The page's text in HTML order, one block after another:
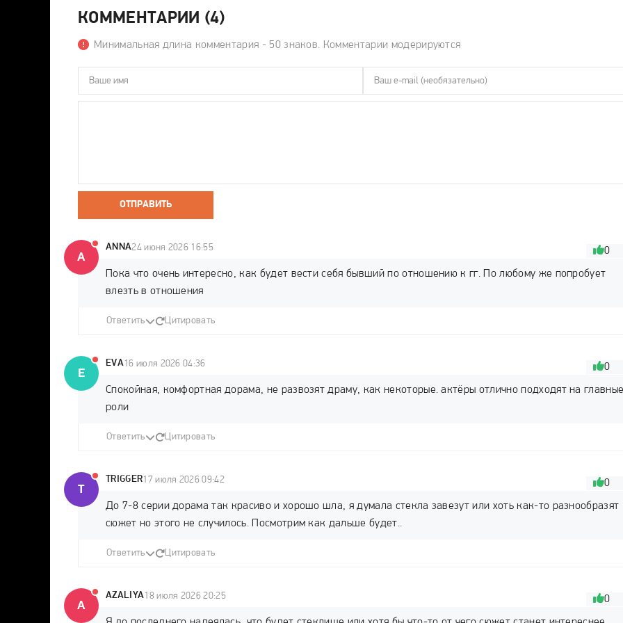
КОММЕНТАРИИ (4)
Минимальная длина комментария - 50 знаков. Комментарии модерируются
ОТПРАВИТЬ
A
ANNA24 июня 2026 16:55 0
Пока что очень интересно, как будет вести себя бывший по отношению к гг. По любому же попробует
влезть в отношения
Ответить Цитировать
E
EVA16 июля 2026 04:36 0
Cпокойная, комфортная дорама, не развозят драму, как некоторые. актёры отлично подходят на
роли
Ответить Цитировать
T
TRIGGER17 июля 2026 09:42 0
До 7-8 серии дорама так красиво и хорошо шла, я думала стекла завезут или хоть как-то разнообразят
сюжет но этого не случилось. Посмотрим как дальше будет..
Ответить Цитировать
A
AZALIYA18 июля 2026 20:25 0